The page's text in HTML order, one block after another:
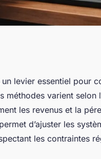
de
levier essentiel pour
méthodes varient selon
les revenus et la
d’ajuster les
les contraintes